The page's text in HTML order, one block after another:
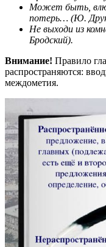
Может быть,
потерь… (Ю.
Не выходи из
Бродский).
Внимание! Правило
распространяются:
междометия.